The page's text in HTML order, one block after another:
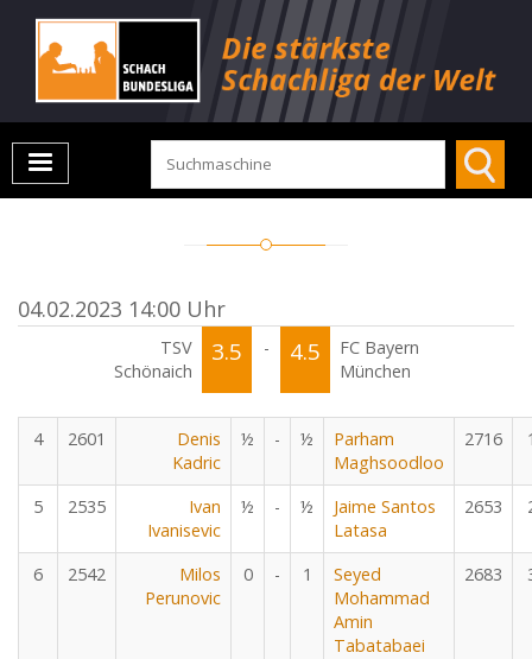
04.02.2023 14:00 Uhr
TSV
Schönaich
3.5 - 4.5
FC Bayern
München
4 2601
Denis
Kadric
½ - ½
Parham
Maghsoodloo
2716
5 2535
Ivan
Ivanisevic
½ - ½
Jaime Santos
Latasa
2653
6 2542
Milos
Perunovic
0 - 1
Seyed
Mohammad
Amin
Tabatabaei
2683